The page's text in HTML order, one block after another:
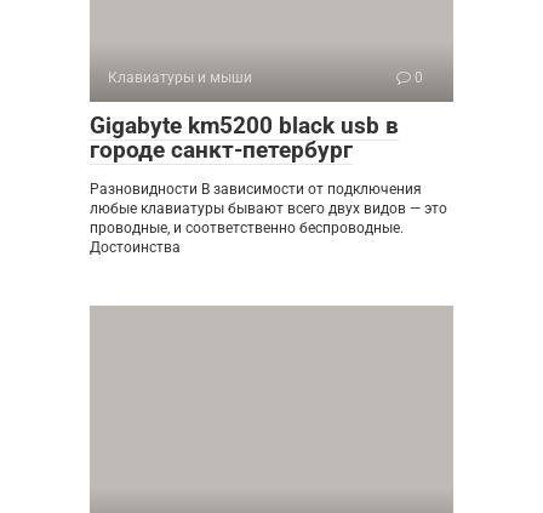
Клавиатуры и мыши 0
Gigabyte km5200 black usb в
городе санкт-петербург
Разновидности В зависимости от подключения
любые клавиатуры бывают всего двух видов — это
проводные, и соответственно беспроводные.
Достоинства